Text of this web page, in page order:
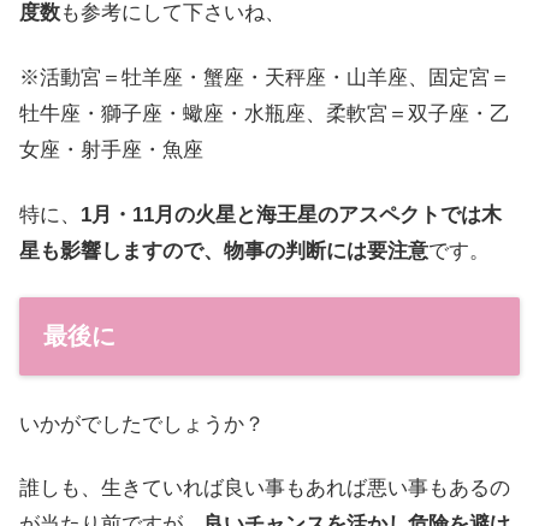
度数も参考にして下さいね、
※活動宮＝牡羊座・蟹座・天秤座・山羊座、固定宮＝
牡牛座・獅子座・蠍座・水瓶座、柔軟宮＝双子座・乙
女座・射手座・魚座
特に、 1月・11月の火星と海王星のアスペクトでは木
星も影響しますので、物事の判断には要注意です。
最後に
いかがでしたでしょうか？
誰しも、生きていれば良い事もあれば悪い事もあるの